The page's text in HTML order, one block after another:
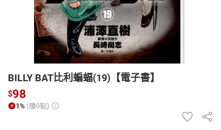
BILLY BAT比利蝙蝠(19)【電子書】
$98
1% (賺0點)